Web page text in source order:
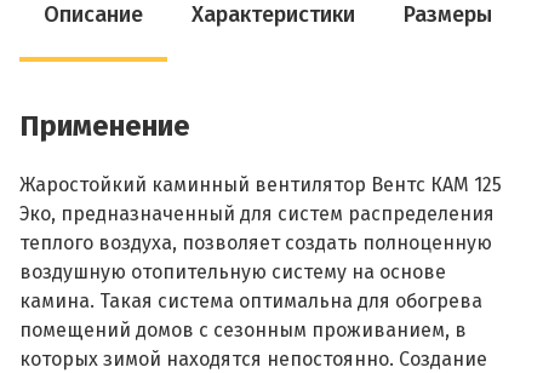
Описание Характеристики Размеры
Применение
Жаростойкий каминный вентилятор Вентс КАМ 125
Эко, предназначенный для систем распределения
теплого воздуха, позволяет создать полноценную
воздушную отопительную систему на основе
камина. Такая система оптимальна для обогрева
помещений домов с сезонным проживанием, в
которых зимой находятся непостоянно. Создание